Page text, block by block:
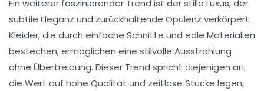
Ein weiterer faszinierender Trend ist derstille Luxus, der
subtile Eleganz und zurückhaltende Opulenz verkörpert.
Kleider, die durch einfache Schnitte und edle Materialien
bestechen, ermöglichen eine stilvolle Ausstrahlung
ohne Übertreibung. Dieser Trend spricht diejenigen an,
die Wert auf hohe Qualität und zeitlose Stücke legen,